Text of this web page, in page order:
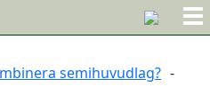
semihuvudlag? -